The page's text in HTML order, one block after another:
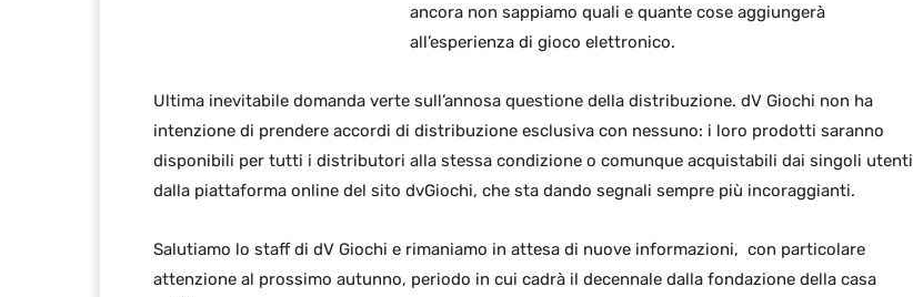
ancora non sappiamo quali e quante cose aggiungerà
all’esperienza di gioco elettronico.
Ultima inevitabile domanda verte sull’annosa questione della distribuzione. dV Giochi non ha
intenzione di prendere accordi di distribuzione esclusiva con nessuno: i loro prodotti saranno
disponibili per tutti i distributori alla stessa condizione o comunque acquistabili dai singoli utenti
dalla piattaforma online del sito dvGiochi, che sta dando segnali sempre più incoraggianti.
Salutiamo lo staff di dV Giochi e rimaniamo in attesa di nuove informazioni, con particolare
attenzione al prossimo autunno, periodo in cui cadrà il decennale dalla fondazione della casa